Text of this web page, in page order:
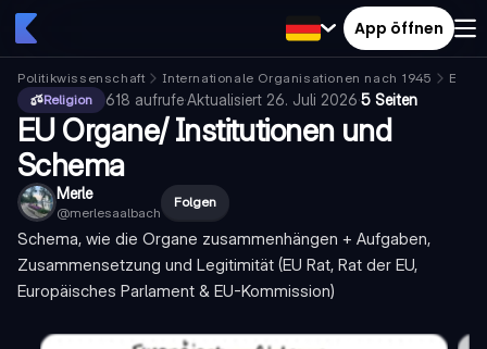
App öffnen
Politikwissenschaft Internationale Organisationen nach 1945
Religion
618 aufrufe·Aktualisiert 26. Juli 2026·5 Seiten
EU Organe/ Institutionen und
Schema
Merle
@merlesaalbach
Folgen
Schema, wie die Organe zusammenhängen + Aufgaben,
Zusammensetzung und Legitimität (EU Rat, Rat der EU,
Europäisches Parlament & EU-Kommission)